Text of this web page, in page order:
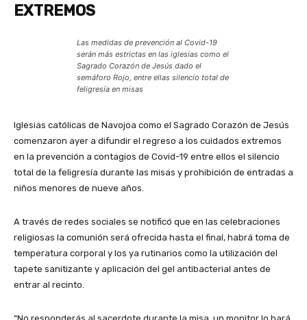
EXTREMOS
Las medidas de prevención al Covid-19
serán más estrictas en las iglesias como el
Sagrado Corazón de Jesús dado el
semáforo Rojo, entre ellas silencio total de
feligresía en misas
Iglesias católicas de Navojoa como el Sagrado Corazón de Jesús
comenzaron ayer a difundir el regreso a los cuidados extremos
en la prevención a contagios de Covid-19 entre ellos el silencio
total de la feligresía durante las misas y prohibición de entradas a
niños menores de nueve años.
A través de redes sociales se notificó que en las celebraciones
religiosas la comunión será ofrecida hasta el final, habrá toma de
temperatura corporal y los ya rutinarios como la utilización del
tapete sanitizante y aplicación del gel antibacterial antes de
entrar al recinto.